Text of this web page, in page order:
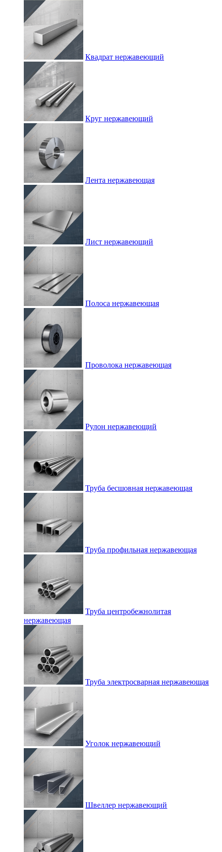
Квадрат нержавеющий
Круг нержавеющий
Лента нержавеющая
Лист нержавеющий
Полоса нержавеющая
Проволока нержавеющая
Рулон нержавеющий
Труба бесшовная нержавеющая
Труба профильная нержавеющая
Труба центробежнолитая
нержавеющая
Труба электросварная нержавеющая
Уголок нержавеющий
Швеллер нержавеющий